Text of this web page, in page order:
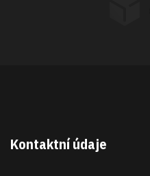
Kontaktní údaje